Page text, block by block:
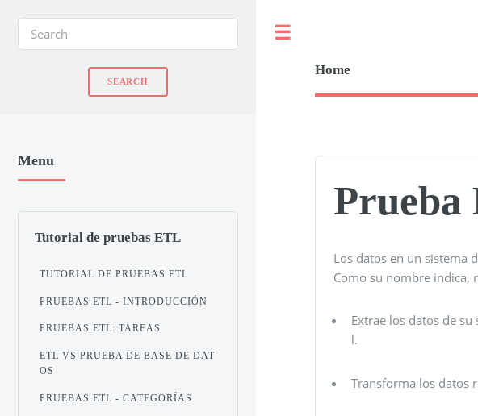
Home
Prueba
Los datos en un sistema
Como su nombre indica,
Extrae los datos de
l.
Transforma los datos
Menu
Tutorial de pruebas ETL
TUTORIAL DE PRUEBAS ETL
PRUEBAS ETL - INTRODUCCIÓN
PRUEBAS ETL: TAREAS
ETL VS PRUEBA DE BASE DE DAT
OS
PRUEBAS ETL - CATEGORÍAS